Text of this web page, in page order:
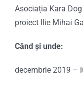
Asociația Kara
proiect Ilie Mihai
Când și unde:
decembrie 2019 –